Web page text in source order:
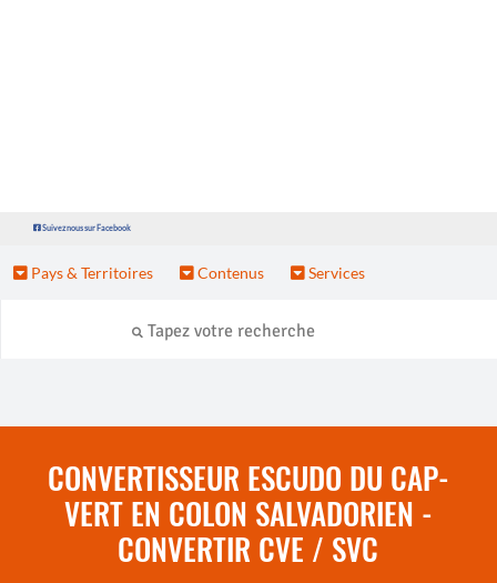
Suivez nous sur Facebook
Pays & Territoires Contenus Services
CONVERTISSEUR ESCUDO DU CAP-
VERT EN COLON SALVADORIEN -
CONVERTIR CVE / SVC